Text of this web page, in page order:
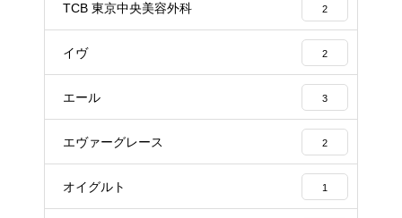
TCB 東京中央美容外科 2
イヴ 2
エール 3
エヴァーグレース 2
オイグルト 1